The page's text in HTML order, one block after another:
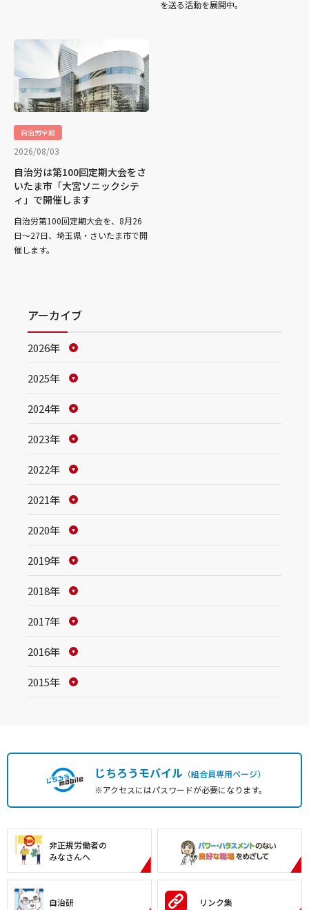
を送る活動を展開中。
自治労全般
2026/08/03
自治労は第100回定期大会をさ
いたま市「大宮ソニックシテ
ィ」で開催します
自治労第100回定期大会を、8月26
日～27日、埼玉県・さいたま市で開
催します。
アーカイブ
2026年
2025年
2024年
2023年
2022年
2021年
2020年
2019年
2018年
2017年
2016年
2015年
じちろうモバイル（組合員専用ページ）
※アクセスにはパスワードが必要になります。
非正規労働者の
みなさんへ
自治研 リンク集